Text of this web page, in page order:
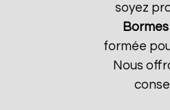
soyez
formée
Nous